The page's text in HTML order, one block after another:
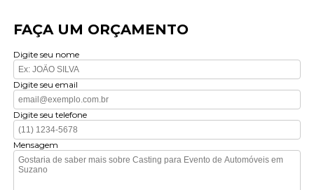
FAÇA UM ORÇAMENTO
Digite seu nome
Digite seu email
Digite seu telefone
Mensagem